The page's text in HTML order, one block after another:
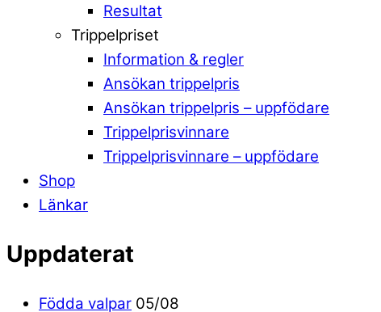
Resultat
Trippelpriset
Information & regler
Ansökan trippelpris
Ansökan trippelpris – uppfödare
Trippelprisvinnare
Trippelprisvinnare – uppfödare
Shop
Länkar
Uppdaterat
Födda valpar 05/08